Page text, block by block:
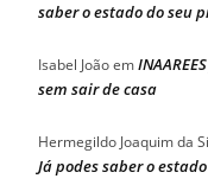
saber o estado do seu
Isabel Joãoem
sem sair de casa
Hermegildo Joaquim da
Já podes saber o